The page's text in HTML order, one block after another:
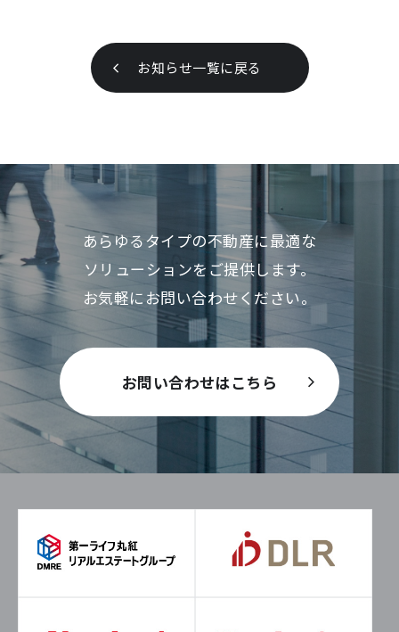
お知らせ一覧に戻る
あらゆるタイプの不動産に最適な
ソリューションをご提供します。
お気軽にお問い合わせください。
お問い合わせはこちら